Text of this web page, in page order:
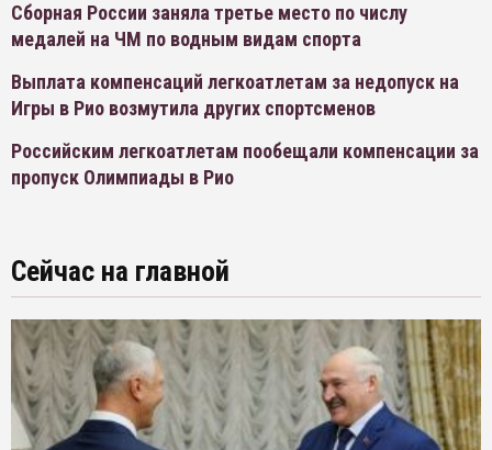
Сборная России заняла третье место по числу
медалей на ЧМ по водным видам спорта
Выплата компенсаций легкоатлетам за недопуск на
Игры в Рио возмутила других спортсменов
Российским легкоатлетам пообещали компенсации за
пропуск Олимпиады в Рио
Сейчас на главной